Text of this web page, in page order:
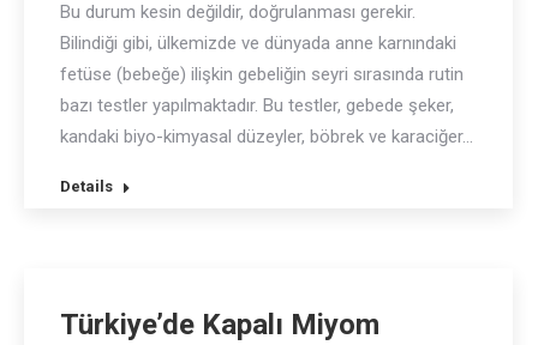
Bu durum kesin değildir, doğrulanması gerekir.
Bilindiği gibi, ülkemizde ve dünyada anne karnındaki
fetüse (bebeğe) ilişkin gebeliğin seyri sırasında rutin
bazı testler yapılmaktadır. Bu testler, gebede şeker,
kandaki biyo-kimyasal düzeyler, böbrek ve karaciğer…
Details
Türkiye’de Kapalı Miyom